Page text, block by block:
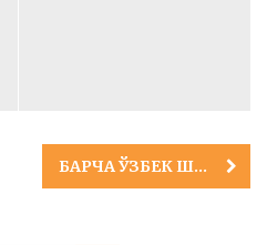
БАРЧА ЎЗБЕК ШОИР, ЁЗУВЧИ, РАССОМ АҲЛИ, ҚУЛОҚ БЕРИНГ!